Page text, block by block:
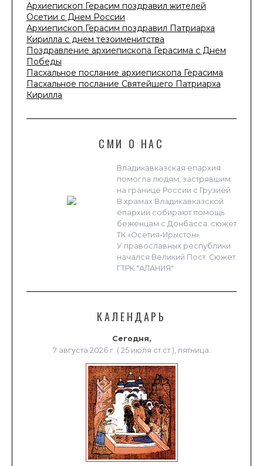
Архиепископ Герасим поздравил жителей
Осетии с Днем России
Архиепископ Герасим поздравил Патриарха
Кирилла с днем тезоименитства
Поздравление архиепископа Герасима с Днем
Победы
Пасхальное послание архиепископа Герасима
Пасхальное послание Святейшего Патриарха
Кирилла
СМИ О НАС
Владикавказская епархия
помогла людям, застрявшим
на границе России с Грузией
В храмах Владикавказской
епархии собирают помощь
беженцам с Донбасса. сюжет
ТК «Осетия-Ирыстон»
У православных республики
начался Великий Пост. Сюжет
ГТРК "АЛАНИЯ"
КАЛЕНДАРЬ
Сегодня,
7 августа 2026 г. ( 25 июля ст.ст.), пятница.